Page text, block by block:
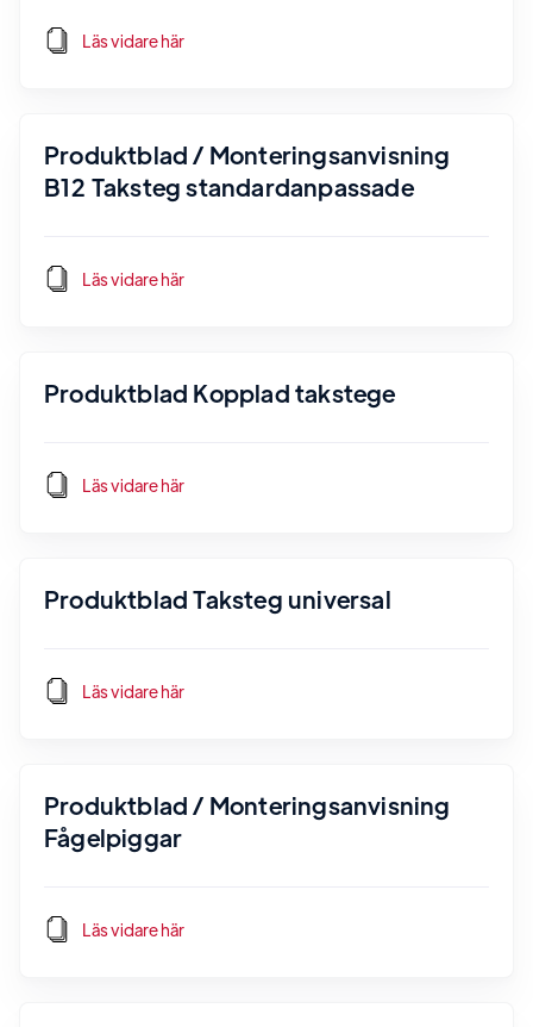
Läs vidare här
Produktblad / Monteringsanvisning
B12 Taksteg standardanpassade
Läs vidare här
Produktblad Kopplad takstege
Läs vidare här
Produktblad Taksteg universal
Läs vidare här
Produktblad / Monteringsanvisning
Fågelpiggar
Läs vidare här